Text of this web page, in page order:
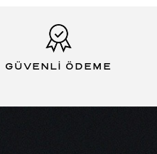
GÜVENLİ ÖDEME